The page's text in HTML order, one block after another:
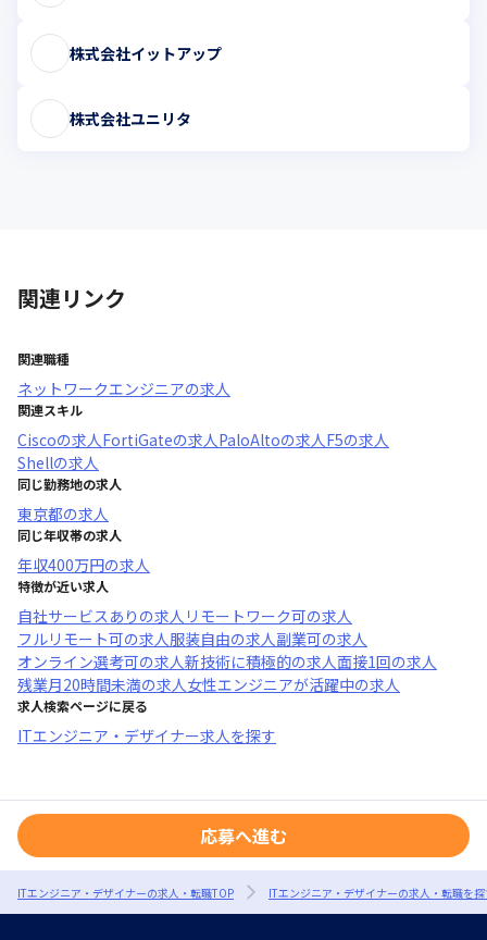
株式会社イットアップ
株式会社ユニリタ
関連リンク
関連職種
ネットワークエンジニアの求人
関連スキル
Ciscoの求人FortiGateの求人PaloAltoの求人F5の求人
Shellの求人
同じ勤務地の求人
東京都の求人
同じ年収帯の求人
年収400万円の求人
特徴が近い求人
自社サービスあり の求人 リモートワーク可の求人
フルリモート可の求人服装自由の求人副業可の求人
オンライン選考可の求人新技術に積極的の求人面接1回の求人
残業月20時間未満の求人女性エンジニアが活躍中の求人
求人検索ページに戻る
ITエンジニア・デザイナー求人を探す
応募へ進む
ITエンジニア・デザイナーの求人・転職TOP ITエンジニア・デザイナーの求人・転職を